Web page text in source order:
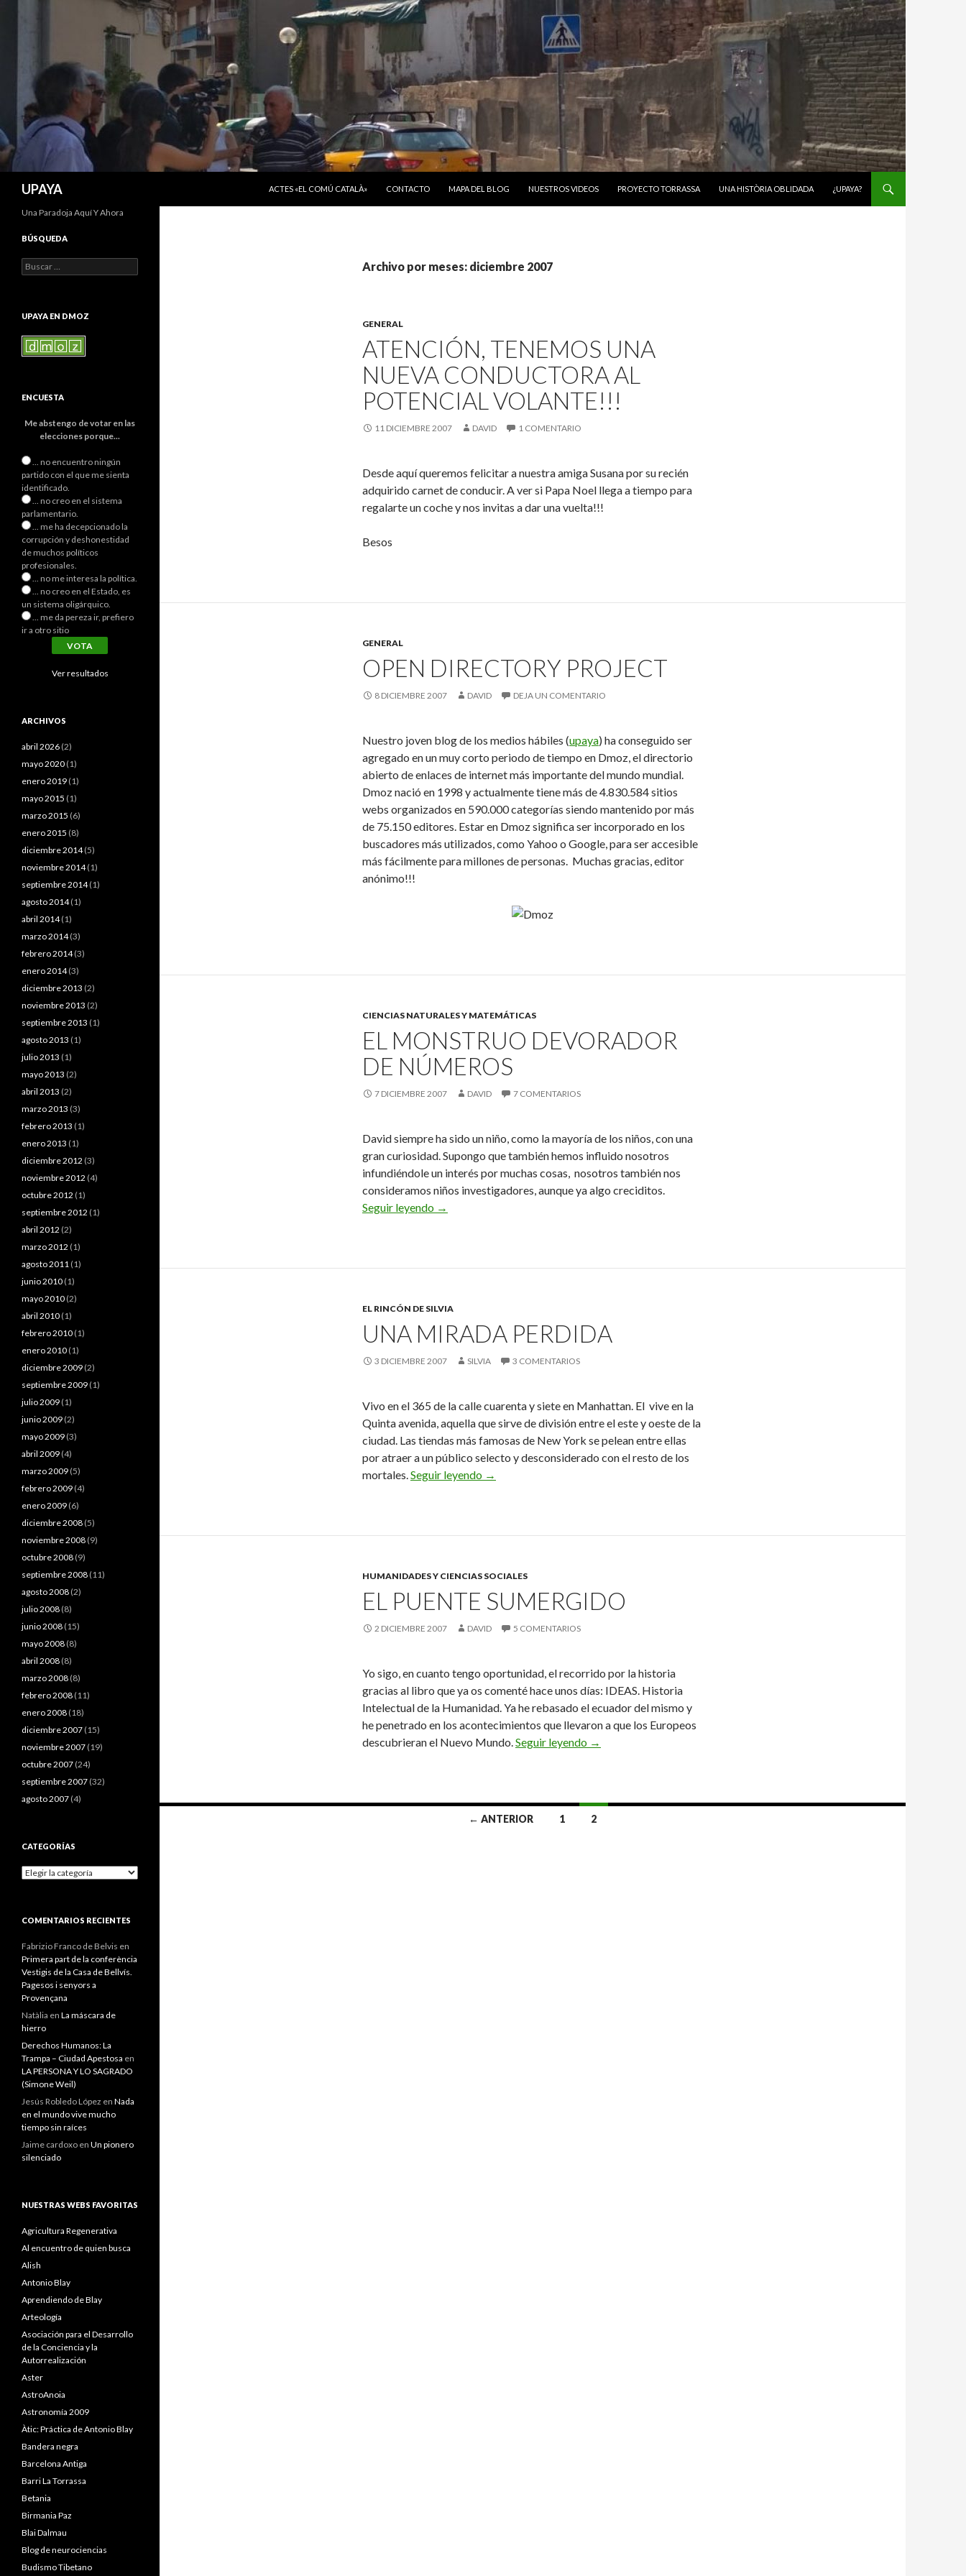
UPAYA
ACTES «EL COMÚ CATALÀ»
CONTACTO MAPA DEL BLOG NUESTROS VIDEOS PROYECTO TORRASSA UNA HISTÒRIA OBLIDADA ¿UPAYA?
Archivo por meses: diciembre 2007
GENERAL
ATENCIÓN, TENEMOS UNA
NUEVA CONDUCTORA AL
POTENCIAL VOLANTE!!!
11 DICIEMBRE 2007 DAVID 1 COMENTARIO
Desde aquí queremos felicitar a nuestra amiga Susana por su recién
adquirido carnet de conducir. A ver si Papa Noel llega a tiempo para
regalarte un coche y nos invitas a dar una vuelta!!!
Besos
GENERAL
OPEN DIRECTORY PROJECT
8 DICIEMBRE 2007 DAVID DEJA UN COMENTARIO
Nuestro joven blog de los medios hábiles (upaya) ha conseguido ser
agregado en un muy corto periodo de tiempo en Dmoz, el directorio
abierto de enlaces de internet más importante del mundo mundial.
Dmoz nació en 1998 y actualmente tiene más de 4.830.584 sitios
webs organizados en 590.000 categorías siendo mantenido por más
de 75.150 editores. Estar en Dmoz significa ser incorporado en los
buscadores más utilizados, como Yahoo o Google, para ser accesible
más fácilmente para millones de personas. Muchas gracias, editor
anónimo!!!
CIENCIAS NATURALES Y MATEMÁTICAS
EL MONSTRUO DEVORADOR
DE NÚMEROS
7 DICIEMBRE 2007 DAVID 7 COMENTARIOS
David siempre ha sido un niño, como la mayoría de los niños, con una
gran curiosidad. Supongo que también hemos influido nosotros
infundiéndole un interés por muchas cosas, nosotros también nos
consideramos niños investigadores, aunque ya algo creciditos.
Seguir leyendo El monstruo devorador de números
→
EL RINCÓN DE SILVIA
UNA MIRADA PERDIDA
3 DICIEMBRE 2007 SILVIA 3 COMENTARIOS
Vivo en el 365 de la calle cuarenta y siete en Manhattan. El vive en la
Quinta avenida, aquella que sirve de división entre el este y oeste de la
ciudad. Las tiendas más famosas de New York se pelean entre ellas
por atraer a un público selecto y desconsiderado con el resto de los
mortales.Seguir leyendo Una mirada perdida
→
HUMANIDADES Y CIENCIAS SOCIALES
EL PUENTE SUMERGIDO
2 DICIEMBRE 2007 DAVID 5 COMENTARIOS
Yo sigo, en cuanto tengo oportunidad, el recorrido por la historia
gracias al libro que ya os comenté hace unos días: IDEAS. Historia
Intelectual de la Humanidad. Ya he rebasado el ecuador del mismo y
he penetrado en los acontecimientos que llevaron a que los Europeos
descubrieran el Nuevo Mundo.Seguir leyendo El puente sumergido
→
← ANTERIOR 1 2
Una Paradoja Aquí Y Ahora
BÚSQUEDA
Buscar:
UPAYA EN DMOZ
ENCUESTA
Me abstengo de votar en las
elecciones porque...
... no encuentro ningún
partido con el que me sienta
identificado.
... no creo en el sistema
parlamentario.
... me ha decepcionado la
corrupción y deshonestidad
de muchos políticos
profesionales.
... no me interesa la política.
... no creo en el Estado, es
un sistema oligárquico.
... me da pereza ir, prefiero
ir a otro sitio
Ver resultados
ARCHIVOS
abril 2026 (2)
mayo 2020 (1)
enero 2019 (1)
mayo 2015 (1)
marzo 2015 (6)
enero 2015 (8)
diciembre 2014(5)
noviembre 2014(1)
septiembre 2014(1)
agosto 2014(1)
abril 2014(1)
marzo 2014(3)
febrero 2014(3)
enero 2014(3)
diciembre 2013 (2)
noviembre 2013 (2)
septiembre 2013 (1)
agosto 2013 (1)
julio 2013 (1)
mayo 2013 (2)
abril 2013 (2)
marzo 2013 (3)
febrero 2013 (1)
enero 2013 (1)
diciembre 2012 (3)
noviembre 2012 (4)
octubre 2012 (1)
septiembre 2012 (1)
abril 2012 (2)
marzo 2012 (1)
agosto 2011 (1)
junio 2010 (1)
mayo 2010 (2)
abril 2010 (1)
febrero 2010 (1)
enero 2010 (1)
diciembre 2009 (2)
septiembre 2009 (1)
julio 2009 (1)
junio 2009 (2)
mayo 2009 (3)
abril 2009 (4)
marzo 2009 (5)
febrero 2009 (4)
enero 2009 (6)
diciembre 2008 (5)
noviembre 2008 (9)
octubre 2008 (9)
septiembre 2008 (11)
agosto 2008 (2)
julio 2008 (8)
junio 2008 (15)
mayo 2008 (8)
abril 2008 (8)
marzo 2008 (8)
febrero 2008 (11)
enero 2008 (18)
diciembre 2007 (15)
noviembre 2007 (19)
octubre 2007 (24)
septiembre 2007 (32)
agosto 2007 (4)
CATEGORÍAS
Categorías
COMENTARIOS RECIENTES
Fabrizio Franco de Belvis en
Primera part de la conferència
Vestigis de la Casa de Bellvís.
Pagesos i senyors a
Provençana
Natàlia en La máscara de
hierro
Derechos Humanos: La
Trampa – Ciudad Apestosa en
LA PERSONA Y LO SAGRADO
(Simone Weil)
Jesús Robledo López en Nada
en el mundo vive mucho
tiempo sin raíces
Jaime cardoxo en Un pionero
silenciado
NUESTRAS WEBS FAVORITAS
Agricultura Regenerativa
Al encuentro de quien busca
Alish
Antonio Blay
Aprendiendo de Blay
Arteología
Asociación para el Desarrollo
de la Conciencia y la
Autorrealización
Aster
AstroAnoia
Astronomía 2009
Àtic: Práctica de Antonio Blay
Bandera negra
Barcelona Antiga
Barri La Torrassa
Betania
Birmania Paz
Blai Dalmau
Blog de neurociencias
Budismo Tibetano